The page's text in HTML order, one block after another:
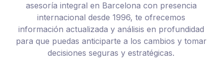
asesoría integral en Barcelona con presencia
internacional desde 1996, te ofrecemos
información actualizada y análisis en profundidad
para que puedas anticiparte a los cambios y tomar
decisiones seguras y estratégicas.